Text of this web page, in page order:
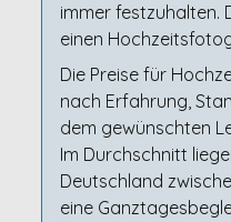
immer festzuhalten.
einen
Die Preise für
nach Erfahrung,
dem gewünschten
Im Durchschnitt
Deutschland
eine